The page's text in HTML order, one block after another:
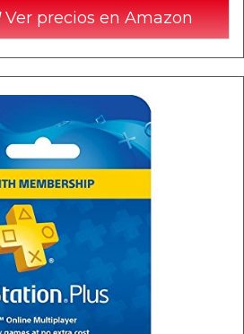
Ver precios en Amazon